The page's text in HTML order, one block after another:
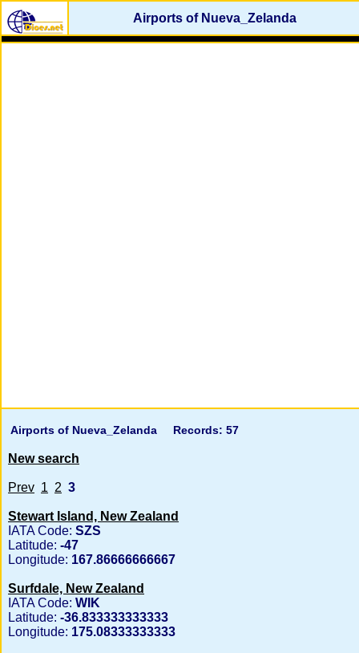
Airports of Nueva_Zelanda
Airports of Nueva_Zelanda Records: 57
New search
Prev 1 2 3
Stewart Island, New Zealand
IATA Code: SZS
Latitude: -47
Longitude: 167.86666666667
Surfdale, New Zealand
IATA Code: WIK
Latitude: -36.833333333333
Longitude: 175.08333333333